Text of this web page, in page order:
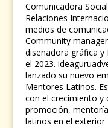
Comunicadora
Relaciones
medios de
Community
diseñadora gráfica
el 2023.
lanzado su nuevo
Mentores Latinos.
con el crecimiento y
promoción,
latinos en el exterior